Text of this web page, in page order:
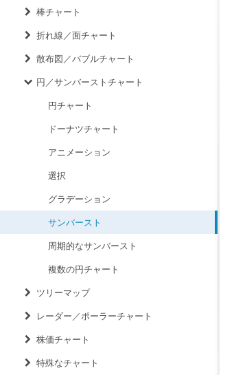
棒チャート
折れ線／面チャート
散布図／バブルチャート
円／サンバーストチャート
円チャート
ドーナツチャート
アニメーション
選択
グラデーション
サンバースト
周期的なサンバースト
複数の円チャート
ツリーマップ
レーダー／ポーラーチャート
株価チャート
特殊なチャート